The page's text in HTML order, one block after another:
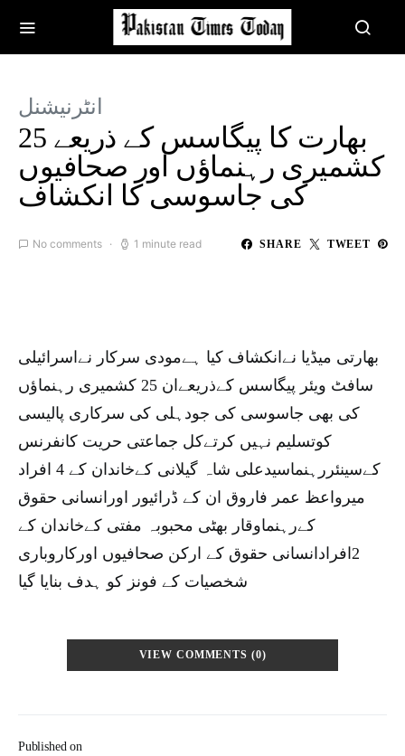
انٹرنیشنل
بھارت کا پیگاسس کے ذریعے 25
کشمیری رہنماؤں اور صحافیوں
کی جاسوسی کا انکشاف
No comments 1 minute read SHARE TWEET
Published on
بھارتی میڈیا نےانکشاف کیا ہےمودی سرکار نےاسرائیلی
سافٹ ویئر پیگاسس کےذریعےان 25 کشمیری رہنماؤں
کی بھی جاسوسی کی جودہلی کی سرکاری پالیسی
کوتسلیم نہیں کرتےکل جماعتی حریت کانفرنس
کےسینئررہنماسیدعلی شاہ گیلانی کےخاندان کے 4 افراد
میرواعظ عمر فاروق ان کے ڈرائیور اورانسانی حقوق
کےرہنماوقار بھٹی محبوبہ مفتی کےخاندان کے
2افرادانسانی حقوق کے ارکن صحافیوں اورکاروباری
شخصیات کے فونز کو ہدف بنایا گیا
VIEW COMMENTS (0)